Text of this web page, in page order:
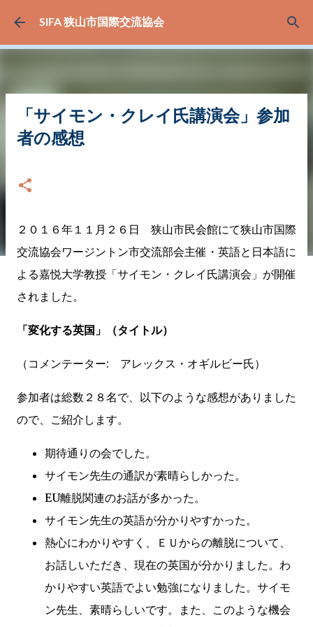
スキップしてメイン コンテンツに移動
SIFA 狭山市国際交流協会
「サイモン・クレイ氏講演会」参加
者の感想
２０１６年１１月２６日 狭山市民会館にて狭山市国際
交流協会ワージントン市交流部会主催・英語と日本語に
よる嘉悦大学教授「サイモン・クレイ氏講演会」が開催
されました。
「変化する英国」（タイトル）
（コメンテーター: アレックス・オギルビー氏）
参加者は総数２８名で、以下のような感想がありました
ので、ご紹介します。
期待通りの会でした。
サイモン先生の通訳が素晴らしかった。
EU離脱関連のお話が多かった。
サイモン先生の英語が分かりやすかった。
熱心にわかりやすく、ＥＵからの離脱について、
お話しいただき、現在の英国が分かりました。わ
かりやすい英語でよい勉強になりました。サイモ
ン先生、素晴らしいです。また、このような機会